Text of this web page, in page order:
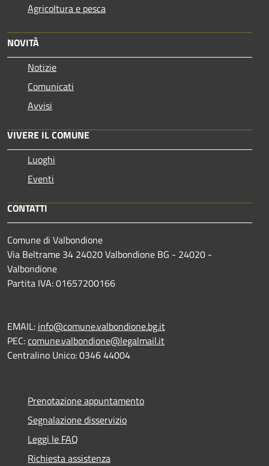
Agricoltura e pesca
NOVITÀ
Notizie
Comunicati
Avvisi
VIVERE IL COMUNE
Luoghi
Eventi
CONTATTI
Comune di Valbondione
Via Beltrame 34 24020 Valbondione BG - 24020 -
Valbondione
Partita IVA: 01657200166
EMAIL: info@comune.valbondione.bg.it
PEC:comune.valbondione@legalmail.it
Centralino Unico: 0346 44004
Prenotazione appuntamento
Segnalazione disservizio
Leggi le FAQ
Richiesta assistenza